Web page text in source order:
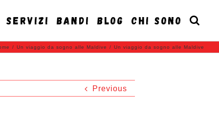
SERVIZI BANDI BLOG CHI SONO
/ Un viaggio da sogno alle Maldive / Un viaggio da sogno alle Maldive
Previous